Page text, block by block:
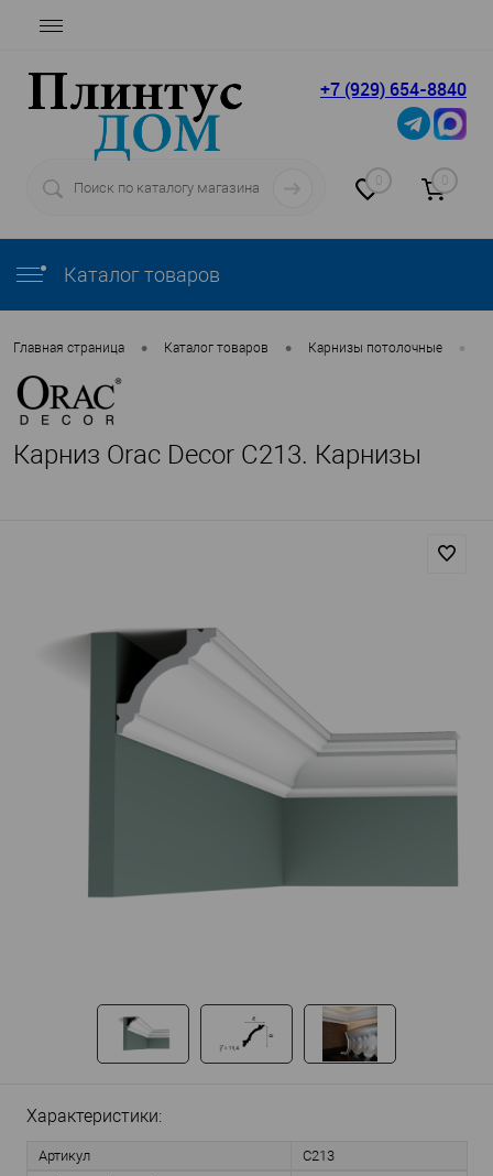
+7 (929) 654-8840
0 0
Каталог товаров
Главная страница • Каталог товаров • Карнизы потолочные •
Карниз Orac Decor C213. Карнизы
Характеристики:
Артикул
C213